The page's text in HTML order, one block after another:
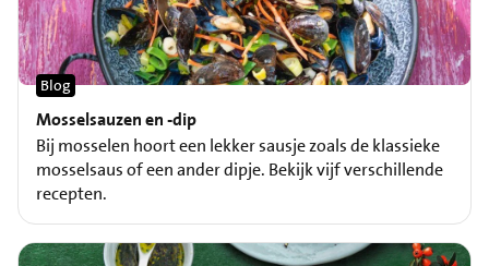
Mosselsauzen en -dip
Blog
Bij mosselen hoort een lekker sausje zoals de klassieke
mosselsaus of een ander dipje. Bekijk vijf verschillende
recepten.